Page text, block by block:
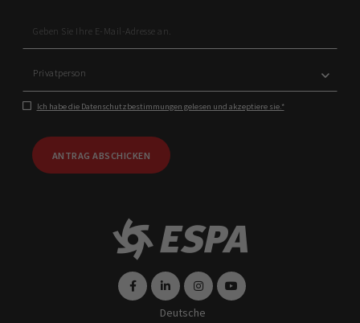
Ich habe die Datenschutzbestimmungen gelesen und akzeptiere sie.*
ANTRAG ABSCHICKEN
Deutsche